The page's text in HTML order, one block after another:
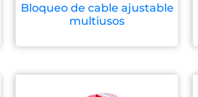
Bloqueo de cable ajustable
multiusos